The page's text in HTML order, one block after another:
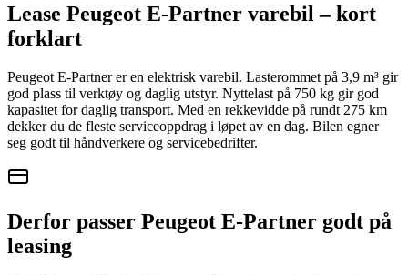
Lease Peugeot E-Partner varebil – kort
forklart
Peugeot E-Partner er en elektrisk varebil. Lasterommet på 3,9 m³ gir
god plass til verktøy og daglig utstyr. Nyttelast på 750 kg gir god
kapasitet for daglig transport. Med en rekkevidde på rundt 275 km
dekker du de fleste serviceoppdrag i løpet av en dag. Bilen egner
seg godt til håndverkere og servicebedrifter.
Derfor passer Peugeot E-Partner godt på
leasing